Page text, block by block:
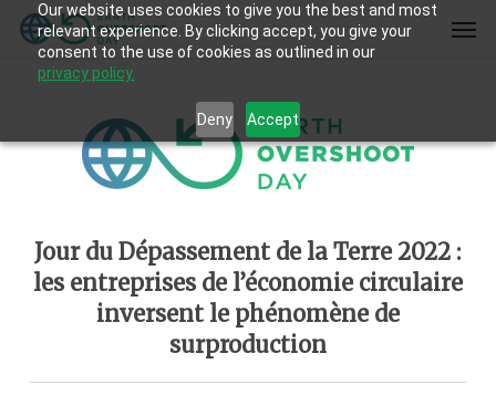
Our website uses cookies to give you the best and most
relevant experience. By clicking accept, you give your
consent to the use of cookies as outlined in our
privacy policy.
Deny Accept
Skip
Jour du Dépassement de la Terre 2022 :
les entreprises de l’économie circulaire
inversent le phénomène de
surproduction